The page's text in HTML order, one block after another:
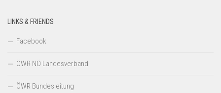
LINKS & FRIENDS
Facebook
ÖWR NÖ Landesverband
ÖWR Bundesleitung